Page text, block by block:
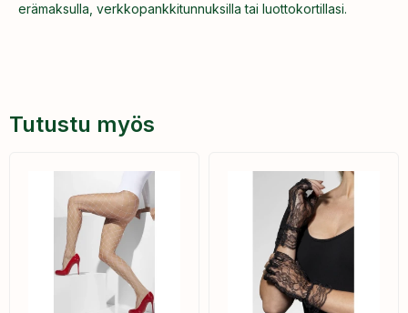
erämaksulla, verkkopankkitunnuksilla tai luottokortillasi.
Tutustu myös